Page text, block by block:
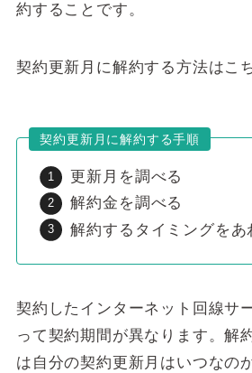
約することです。
契約更新月に解約する方法はこ
契約更新月に解約する手順
更新月を調べる
解約金を調べる
解約するタイミングをあ
契約したインターネット回線サ
って契約期間が異なります。解
は自分の契約更新月はいつなの